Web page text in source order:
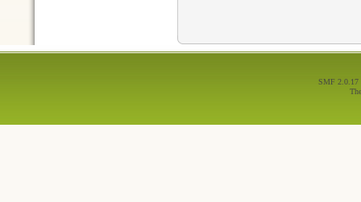
SMF 2.0.17